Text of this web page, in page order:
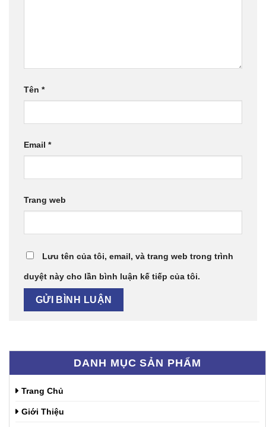
DANH MỤC SẢN PHẨM
Trang Chủ
Giới Thiệu
Tên *
Email *
Trang web
Lưu tên của tôi, email, và trang web trong trình
duyệt này cho lần bình luận kế tiếp của tôi.